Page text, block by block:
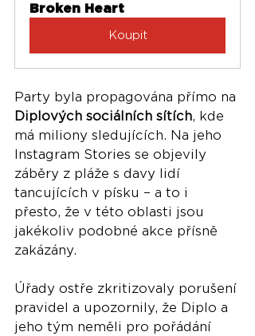
Broken Heart
Koupit
Party byla propagována přímo na
Diplových sociálních sítích, kde
má miliony sledujících. Na jeho
Instagram Stories se objevily
záběry z pláže s davy lidí
tancujících v písku – a to i
přesto, že v této oblasti jsou
jakékoliv podobné akce přísně
zakázány.
Úřady ostře zkritizovaly porušení
pravidel a upozornily, že Diplo a
jeho tým neměli pro pořádání